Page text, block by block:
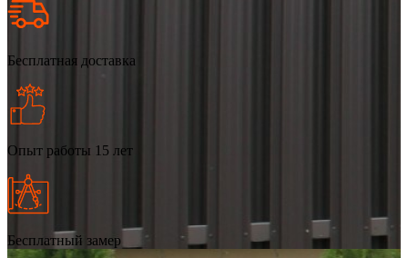
Бесплатная доставка
Опыт работы 15 лет
Бесплатный замер